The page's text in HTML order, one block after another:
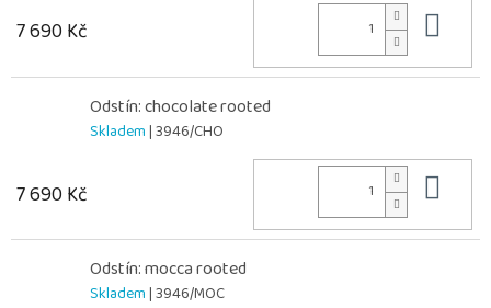
7 690 Kč
Odstín: chocolate rooted
Skladem| 3946/CHO
7 690 Kč
Odstín: mocca rooted
Skladem| 3946/MOC